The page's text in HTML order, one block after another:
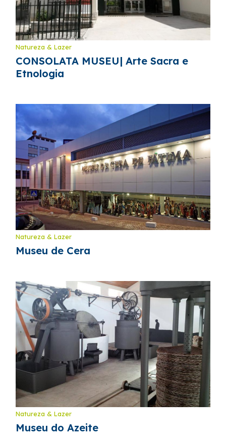
Natureza & Lazer
CONSOLATA MUSEU| Arte Sacra e
Etnologia
Natureza & Lazer
Museu de Cera
Natureza & Lazer
Museu do Azeite